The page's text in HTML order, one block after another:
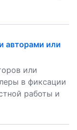
авторами или
или
в фиксации
работы и